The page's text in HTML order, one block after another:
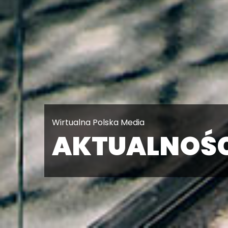
Wirtualna Polska Media